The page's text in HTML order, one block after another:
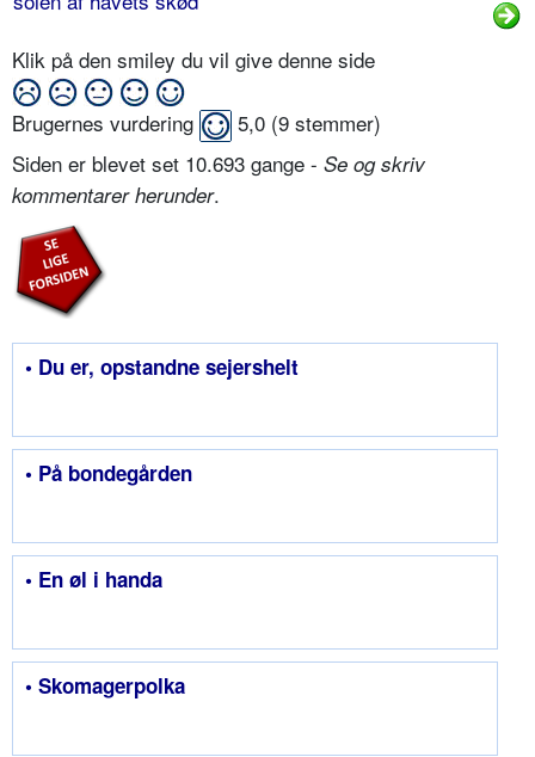
Klik på den smiley du vil give denne side
Brugernes vurdering 5,0 (9 stemmer)
Siden er blevet set 10.693 gange - Se og skriv
kommentarer herunder.
• Du er, opstandne sejershelt
• På bondegården
• En øl i handa
• Skomagerpolka